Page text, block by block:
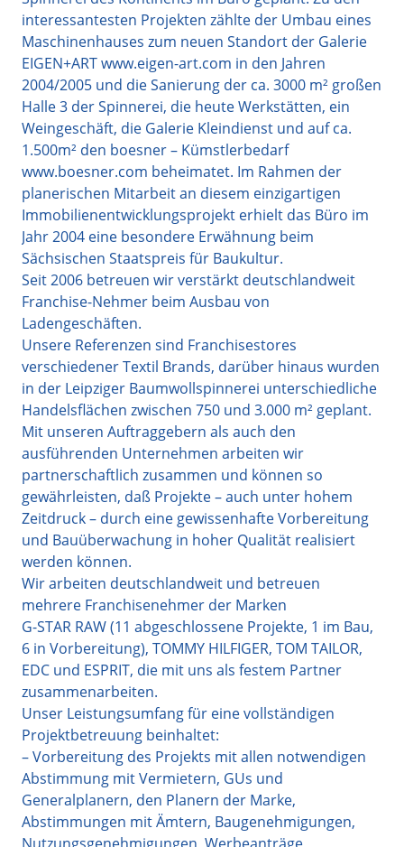
interessantesten Projekten zählte der Umbau eines
Maschinenhauses zum neuen Standort der Galerie
EIGEN+ART www.eigen-art.com in den Jahren
2004/2005 und die Sanierung der ca. 3000 m² großen
Halle 3 der Spinnerei, die heute Werkstätten, ein
Weingeschäft, die Galerie Kleindienst und auf ca.
1.500m² den boesner – Kümstlerbedarf
www.boesner.com beheimatet. Im Rahmen der
planerischen Mitarbeit an diesem einzigartigen
Immobilienentwicklungsprojekt erhielt das Büro im
Jahr 2004 eine besondere Erwähnung beim
Sächsischen Staatspreis für Baukultur.
Seit 2006 betreuen wir verstärkt deutschlandweit
Franchise-Nehmer beim Ausbau von
Ladengeschäften.
Unsere Referenzen sind Franchisestores
verschiedener Textil Brands, darüber hinaus wurden
in der Leipziger Baumwollspinnerei unterschiedliche
Handelsflächen zwischen 750 und 3.000 m² geplant.
Mit unseren Auftraggebern als auch den
ausführenden Unternehmen arbeiten wir
partnerschaftlich zusammen und können so
gewährleisten, daß Projekte – auch unter hohem
Zeitdruck – durch eine gewissenhafte Vorbereitung
und Bauüberwachung in hoher Qualität realisiert
werden können.
Wir arbeiten deutschlandweit und betreuen
mehrere Franchisenehmer der Marken
G-STAR RAW (11 abgeschlossene Projekte, 1 im Bau,
6 in Vorbereitung), TOMMY HILFIGER, TOM TAILOR,
EDC und ESPRIT, die mit uns als festem Partner
zusammenarbeiten.
Unser Leistungsumfang für eine vollständigen
Projektbetreuung beinhaltet:
– Vorbereitung des Projekts mit allen notwendigen
Abstimmung mit Vermietern, GUs und
Generalplanern, den Planern der Marke,
Abstimmungen mit Ämtern, Baugenehmigungen,